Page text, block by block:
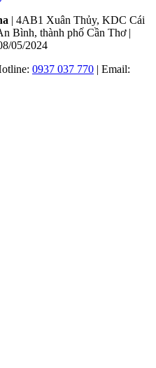
| 4AB1 Xuân Thủy, KDC Cái
Bình, thành phố Cần Thơ |
05/2024
0937 037 770 | Email: